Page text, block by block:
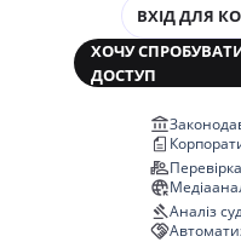
ВХІД ДЛЯ
ХОЧУ
ДОСТУП
Аналіз